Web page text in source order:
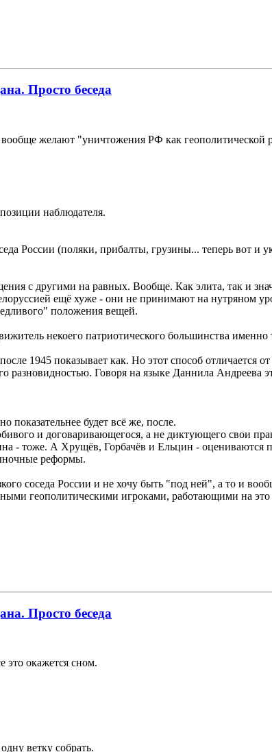
Просто беседа
желают "уничтожения РФ как геополитической
наблюдателя.
России (поляки, прибалты, грузины... теперь вот
с другими на равных. Вообще. Как элита, так и
ещё хуже - они не принимают на нутряном
положения вещей.
некоего патриотического большинства именно
1945 показывает как. Но этот способ отличается
разновидностью. Говоря на языке Даннила
показательнее будет всё же, после.
и договаривающегося, а не диктующего свои
- тоже. А Хрущёв, Горбачёв и Ельцин - оцениваются
реформы.
соседа России и не хочу быть "под ней", а то и
геополитическими игроками, работающими на
Просто беседа
это окажется сном.
ветку собрать.